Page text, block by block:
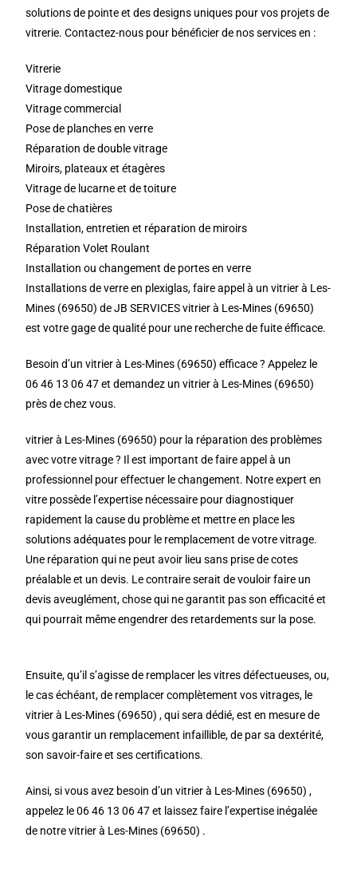
solutions de pointe et des designs uniques pour vos projets de
vitrerie. Contactez-nous pour bénéficier de nos services en :
Vitrerie
Vitrage domestique
Vitrage commercial
Pose de planches en verre
Réparation de double vitrage
Miroirs, plateaux et étagères
Vitrage de lucarne et de toiture
Pose de chatières
Installation, entretien et réparation de miroirs
Réparation Volet Roulant
Installation ou changement de portes en verre
Installations de verre en plexiglas, faire appel à un vitrier à Les-
Mines (69650) de JB SERVICES vitrier à Les-Mines (69650)
est votre gage de qualité pour une recherche de fuite éfficace.
Besoin d’un vitrier à Les-Mines (69650) efficace ? Appelez le
06 46 13 06 47 et demandez un vitrier à Les-Mines (69650)
près de chez vous.
vitrier à Les-Mines (69650) pour la réparation des problèmes
avec votre vitrage ? Il est important de faire appel à un
professionnel pour effectuer le changement. Notre expert en
vitre possède l’expertise nécessaire pour diagnostiquer
rapidement la cause du problème et mettre en place les
solutions adéquates pour le remplacement de votre vitrage.
Une réparation qui ne peut avoir lieu sans prise de cotes
préalable et un devis. Le contraire serait de vouloir faire un
devis aveuglément, chose qui ne garantit pas son efficacité et
qui pourrait même engendrer des retardements sur la pose.
Ensuite, qu’il s’agisse de remplacer les vitres défectueuses, ou,
le cas échéant, de remplacer complètement vos vitrages, le
vitrier à Les-Mines (69650) , qui sera dédié, est en mesure de
vous garantir un remplacement infaillible, de par sa dextérité,
son savoir-faire et ses certifications.
Ainsi, si vous avez besoin d’un vitrier à Les-Mines (69650) ,
appelez le 06 46 13 06 47 et laissez faire l’expertise inégalée
de notre vitrier à Les-Mines (69650) .